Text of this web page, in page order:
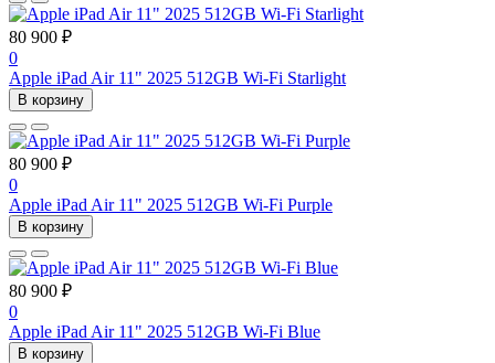
80 900 ₽
0
Apple iPad Air 11" 2025 512GB Wi-Fi Starlight
В корзину
80 900 ₽
0
Apple iPad Air 11" 2025 512GB Wi-Fi Purple
В корзину
80 900 ₽
0
Apple iPad Air 11" 2025 512GB Wi-Fi Blue
В корзину